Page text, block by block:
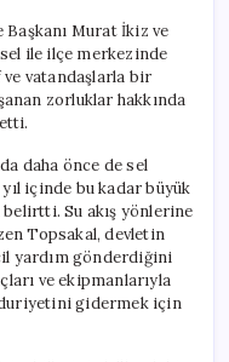
Murat İkiz ve
ile ilçe merkezinde
vatandaşlarla bir
zorluklar hakkında
daha önce de sel
yıl içinde bu kadar büyük
belirtti. Su akış yönlerine
Topsakal, devletin
yardım gönderdiğini
ve ekipmanlarıyla
gidermek için